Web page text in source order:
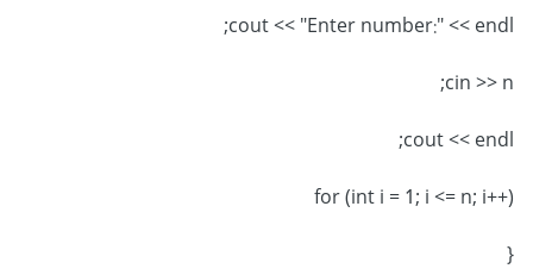
cout << "Enter number:" << endl;
cin >> n;
cout << endl;
for (int i = 1; i <= n; i++)
{